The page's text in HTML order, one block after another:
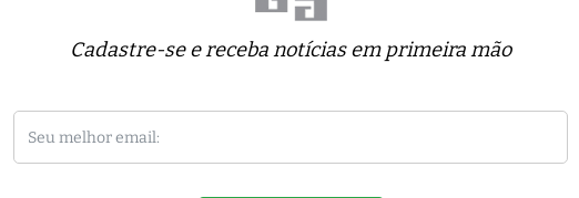
Obras relacionadas
Cadastre-se e receba notícias em primeira mão